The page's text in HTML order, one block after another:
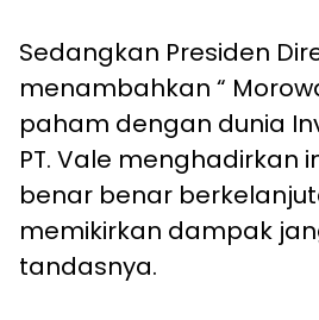
Sedangkan Presiden
menambahkan “
paham dengan dunia
PT. Vale menghadirkan
benar benar
memikirkan dampak
tandasnya.